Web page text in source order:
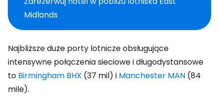
Midlands
Najbliższe duże porty lotnicze obsługujące
intensywne połączenia sieciowe i długodystansowe
to Birmingham BHX (37 mil) i Manchester MAN (84
mile).